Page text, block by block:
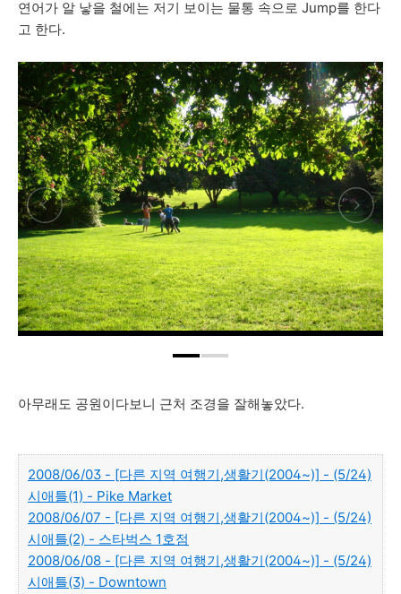
연어가 알 낳을 철에는 저기 보이는 물통 속으로 Jump를 한다
고 한다.
아무래도 공원이다보니 근처 조경을 잘해놓았다.
2008/06/03 - [다른 지역 여행기,생활기(2004~)] - (5/24)
시애틀(1) - Pike Market
2008/06/07 - [다른 지역 여행기,생활기(2004~)] - (5/24)
시애틀(2) - 스타벅스 1호점
2008/06/08 - [다른 지역 여행기,생활기(2004~)] - (5/24)
시애틀(3) - Downtown